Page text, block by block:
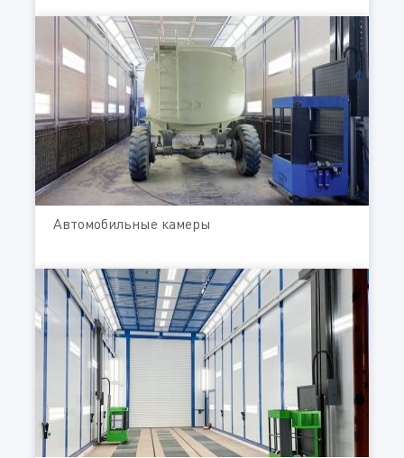
Автомобильные камеры